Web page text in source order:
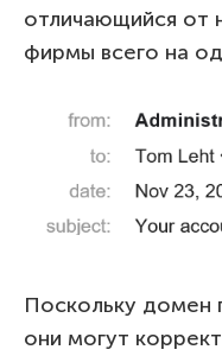
отличающийся от
фирмы всего на
Поскольку домен
они могут